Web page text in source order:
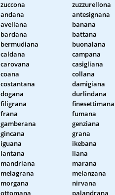
zuccona
zuzzurellona
andana
antesignana
avellana
banana
bardana
battana
bermudiana
buonalana
caldana
campana
carovana
casigliana
coana
collana
costantana
damigiana
dogana
durlindana
filigrana
finesettimana
frana
fumana
gamberana
genziana
gincana
grana
iguana
ikebana
lantana
liana
mandriana
marana
melagrana
melanzana
morgana
nirvana
ottomana
palandrana